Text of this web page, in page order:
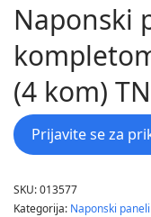
Naponski
(4 kom)
Prijavite se za
SKU:013577
Kategorija: Naponski